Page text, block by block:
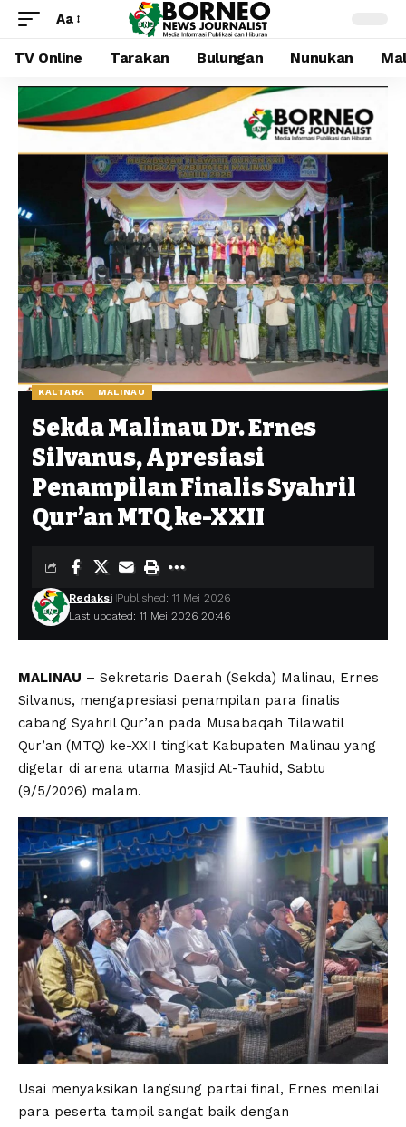
Aa
TV Online Tarakan Bulungan Nunukan
KALTARA MALINAU
Sekda Malinau Dr. Ernes
Silvanus, Apresiasi
Penampilan Finalis Syahril
Qur’an MTQ ke-XXII
Last updated: 11 Mei 2026 20:46
Redaksi Published: 11 Mei 2026
MALINAU – Sekretaris Daerah (Sekda) Malinau, Ernes
Silvanus, mengapresiasi penampilan para finalis
cabang Syahril Qur’an pada Musabaqah Tilawatil
Qur’an (MTQ) ke-XXII tingkat Kabupaten Malinau yang
digelar di arena utama Masjid At-Tauhid, Sabtu
(9/5/2026) malam.
Usai menyaksikan langsung partai final, Ernes menilai
para peserta tampil sangat baik dengan